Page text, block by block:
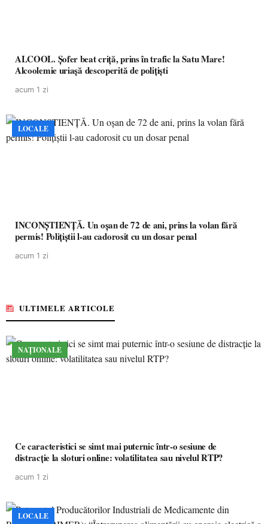
ALCOOL. Șofer beat criță, prins în trafic la Satu Mare!
Alcoolemie uriașă descoperită de polițiști
acum 1 zi
LOCALE
INCONȘTIENȚĂ. Un oșan de 72 de ani, prins la volan fără
permis! Polițiștii l-au cadorosit cu un dosar penal
acum 1 zi
ULTIMELE ARTICOLE
NAȚIONALE
Ce caracteristici se simt mai puternic într-o sesiune de
distracție la sloturi online: volatilitatea sau nivelul RTP?
acum 1 zi
LOCALE